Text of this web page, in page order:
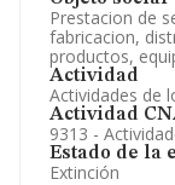
Prestacion de
fabricacion,
productos,
Actividad
Actividades de
Actividad
9313 -
Estado de la
Extinción